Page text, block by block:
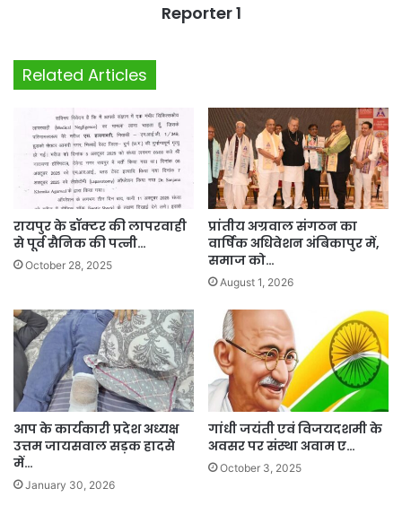
Reporter 1
Related Articles
रायपुर के डॉक्टर की लापरवाही
से पूर्व सैनिक की पत्नी…
October 28, 2025
प्रांतीय अग्रवाल संगठन का
वार्षिक अधिवेशन अंबिकापुर में,
समाज को…
August 1, 2026
आप के कार्यकारी प्रदेश अध्यक्ष
उत्तम जायसवाल सड़क हादसे
में…
January 30, 2026
गांधी जयंती एवं विजयदशमी के
अवसर पर संस्था अवाम ए…
October 3, 2025